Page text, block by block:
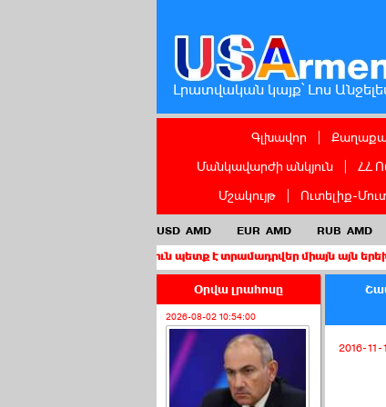
Լրատվական կայք՝ Լոս
Գլխավոր
Մանկավարժի անկյուն
ՀՀ
Մշակույթ
Ուտելիք-
USD AMD EUR AMD RUB AMD
պետք է տրամադրվեր միայն այն երեխաներին,
Օրվա լրահոսը
2026-08-02 10:54:00
2016-